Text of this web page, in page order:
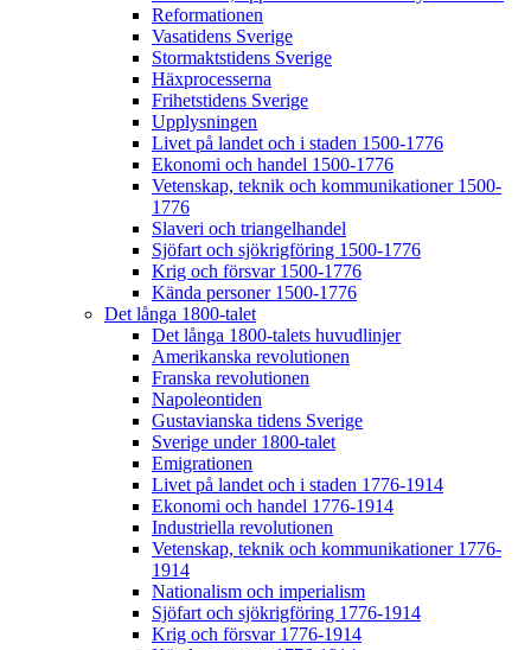
Reformationen
Vasatidens Sverige
Stormaktstidens Sverige
Häxprocesserna
Frihetstidens Sverige
Upplysningen
Livet på landet och i staden 1500-1776
Ekonomi och handel 1500-1776
Vetenskap, teknik och kommunikationer 1500-
1776
Slaveri och triangelhandel
Sjöfart och sjökrigföring 1500-1776
Krig och försvar 1500-1776
Kända personer 1500-1776
Det långa 1800-talet
Det långa 1800-talets huvudlinjer
Amerikanska revolutionen
Franska revolutionen
Napoleontiden
Gustavianska tidens Sverige
Sverige under 1800-talet
Emigrationen
Livet på landet och i staden 1776-1914
Ekonomi och handel 1776-1914
Industriella revolutionen
Vetenskap, teknik och kommunikationer 1776-
1914
Nationalism och imperialism
Sjöfart och sjökrigföring 1776-1914
Krig och försvar 1776-1914